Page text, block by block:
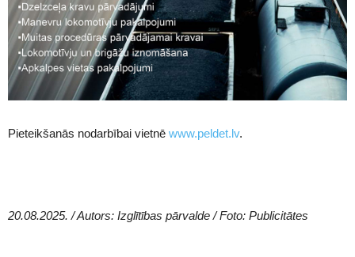
Pieteikšanās nodarbībai vietnē www.peldet.lv.
20.08.2025. / Autors: Izglītības pārvalde / Foto: Publicitātes